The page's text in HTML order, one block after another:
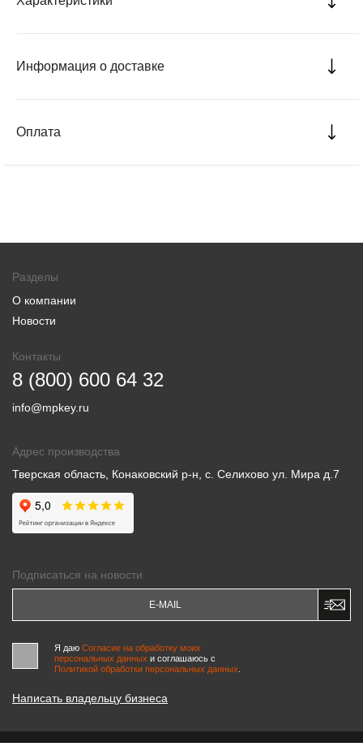
Информация о доставке
Оплата
Разделы
О компании
Новости
Контакты
8 (800) 600 64 32
info@mpkey.ru
Адрес производства
Тверская область, Конаковский р-н, с. Селихово ул. Мира д.7
Подписаться на новости
Я даю Согласие на обработку моих
персональных данных и соглашаюсь c
Политикой обработки персональных данных
Написать владельцу бизнеса